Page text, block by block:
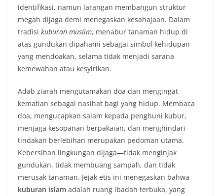
identifikasi, namun larangan membangun struktur
megah dijaga demi menegaskan kesahajaan. Dalam
tradisi kuburan muslim, menabur tanaman hidup di
atas gundukan dipahami sebagai simbol kehidupan
yang mendoakan, selama tidak menjadi sarana
kemewahan atau kesyirikan.
Adab ziarah mengutamakan doa dan mengingat
kematian sebagai nasihat bagi yang hidup. Membaca
doa, mengucapkan salam kepada penghuni kubur,
menjaga kesopanan berpakaian, dan menghindari
tindakan berlebihan merupakan pedoman utama.
Kebersihan lingkungan dijaga—tidak menginjak
gundukan, tidak membuang sampah, dan tidak
merusak tanaman. Jejak etis ini menegaskan bahwa
kuburan islam adalah ruang ibadah terbuka, yang